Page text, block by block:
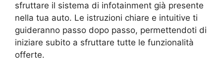
sfruttare il sistema di infotainment già presente
nella tua auto. Le istruzioni chiare e intuitive ti
guideranno passo dopo passo, permettendoti di
iniziare subito a sfruttare tutte le funzionalità
offerte.